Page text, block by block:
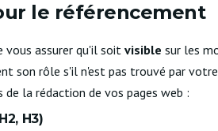
le référencement
vous assurer qu'il soit visible sur les
son rôle s'il n'est pas trouvé par votre
la rédaction de vos pages web :
H3)